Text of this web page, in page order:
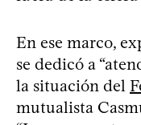
En ese marco,
se dedicó a
la situación del
mutualista